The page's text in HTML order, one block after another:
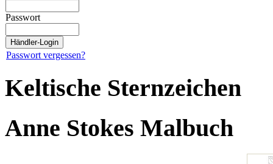
Passwort
Passwort vergessen?
Keltische Sternzeichen
Anne Stokes Malbuch